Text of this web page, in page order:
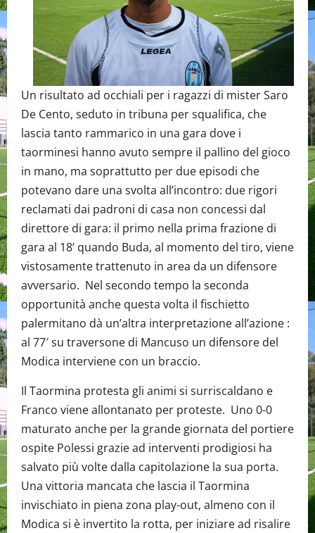
Un risultato ad occhiali per i ragazzi di mister Saro
De Cento, seduto in tribuna per squalifica, che
lascia tanto rammarico in una gara dove i
taorminesi hanno avuto sempre il pallino del gioco
in mano, ma soprattutto per due episodi che
potevano dare una svolta all’incontro: due rigori
reclamati dai padroni di casa non concessi dal
direttore di gara: il primo nella prima frazione di
gara al 18’ quando Buda, al momento del tiro, viene
vistosamente trattenuto in area da un difensore
avversario. Nel secondo tempo la seconda
opportunità anche questa volta il fischietto
palermitano dà un’altra interpretazione all’azione :
al 77′ su traversone di Mancuso un difensore del
Modica interviene con un braccio.
Il Taormina protesta gli animi si surriscaldano e
Franco viene allontanato per proteste. Uno 0-0
maturato anche per la grande giornata del portiere
ospite Polessi grazie ad interventi prodigiosi ha
salvato più volte dalla capitolazione la sua porta.
Una vittoria mancata che lascia il Taormina
invischiato in piena zona play-out, almeno con il
Modica si è invertito la rotta, per iniziare ad risalire